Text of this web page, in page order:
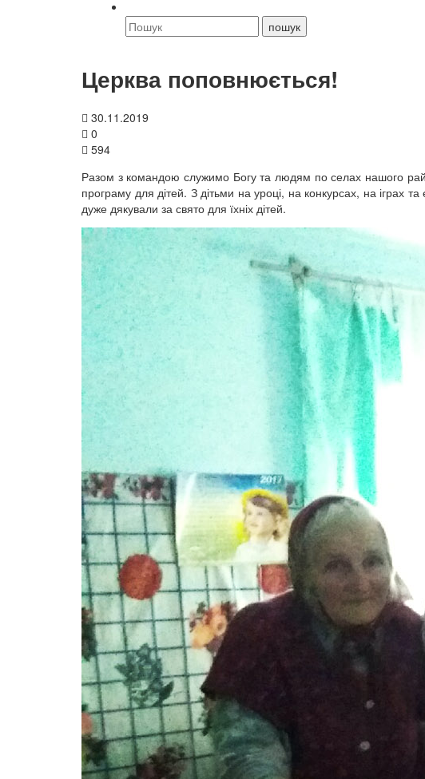
Церква поповнюється!
30.11.2019
0
594
Разом з командою служимо Богу та людям по селах нашого
програму для дітей. З дітьми на уроці, на конкурсах, на іграх
дуже дякували за свято для їхніх дітей.